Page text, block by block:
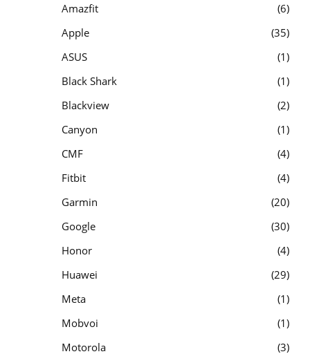
Amazfit
6
Apple
35
ASUS
1
Black Shark
1
Blackview
2
Canyon
1
CMF
4
Fitbit
4
Garmin
20
Google
30
Honor
4
Huawei
29
Meta
1
Mobvoi
1
Motorola
3